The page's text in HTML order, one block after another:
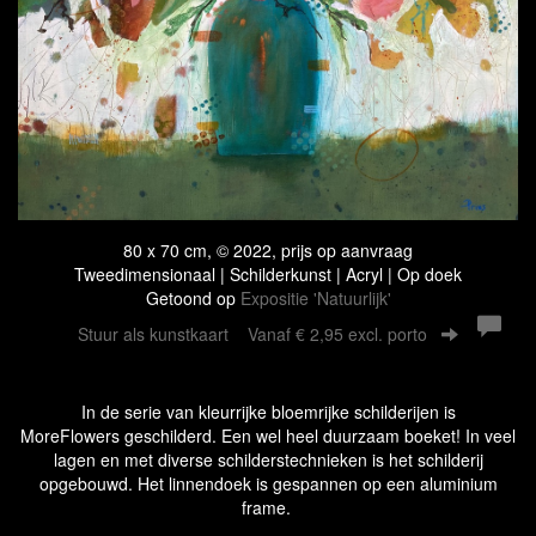
80 x 70 cm, © 2022, prijs op aanvraag
Tweedimensionaal | Schilderkunst | Acryl | Op doek
Getoond op Expositie 'Natuurlijk'
Stuur als kunstkaart Vanaf € 2,95 excl. porto
In de serie van kleurrijke bloemrijke schilderijen is
MoreFlowers geschilderd. Een wel heel duurzaam boeket! In veel
lagen en met diverse schilderstechnieken is het schilderij
opgebouwd. Het linnendoek is gespannen op een aluminium
frame.